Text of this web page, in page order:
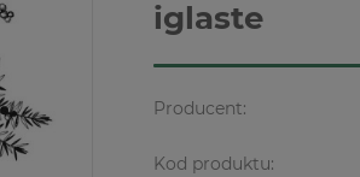
iglaste
Producent:
Kod produktu: